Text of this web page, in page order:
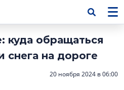
куда обращаться
снега на дороге
20 ноября 2024 в 06:00